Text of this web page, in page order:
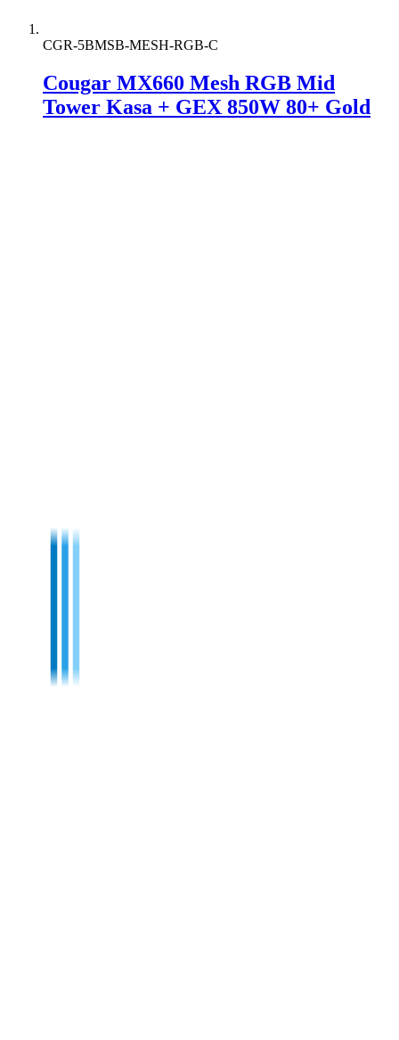
CGR-5BMSB-MESH-RGB-C
Cougar MX660 Mesh RGB Mid
Tower Kasa + GEX 850W 80+ Gold